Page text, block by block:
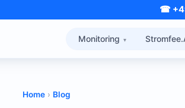
☎
Monitoring
Home › Blog